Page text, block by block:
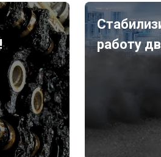
работу